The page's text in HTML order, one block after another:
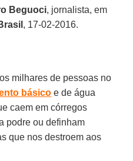
Beguoci, jornalista, em
, 17-02-2016.
milhares de pessoas no
básico e de água
caem em córregos
podre ou definham
que nos destroem aos